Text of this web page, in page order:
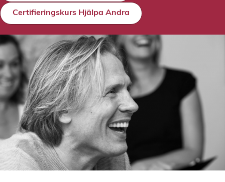
Certifieringskurs Hjälpa Andra